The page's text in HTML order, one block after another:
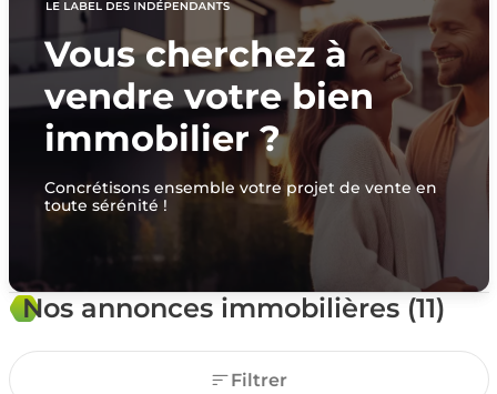
Vous cherchez à
vendre votre bien
immobilier ?
Concrétisons ensemble votre projet de vente en
toute sérénité !
Nos annonces immobilières (11)
Filtrer